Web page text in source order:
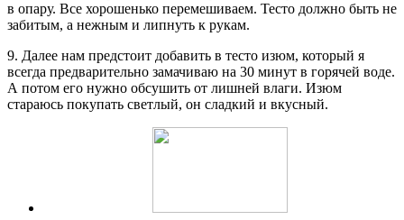
в опару. Все хорошенько перемешиваем. Тесто должно быть не
забитым, а нежным и липнуть к рукам.
9. Далее нам предстоит добавить в тесто изюм, который я
всегда предварительно замачиваю на 30 минут в горячей воде.
А потом его нужно обсушить от лишней влаги. Изюм
стараюсь покупать светлый, он сладкий и вкусный.